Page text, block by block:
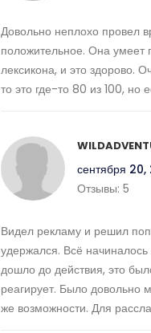
Довольно неплохо провел
положительное. Она умеет
лексикона, и это здорово.
то это где-то 80 из 100, но
сентября
Отзывы: 5
Видел рекламу и решил
удержался. Всё
дошло до действия, это
реагирует. Было довольно
же возможности. Для